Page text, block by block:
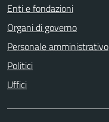
Enti e fondazioni
Organi di governo
Personale amministrativo
Politici
Uffici